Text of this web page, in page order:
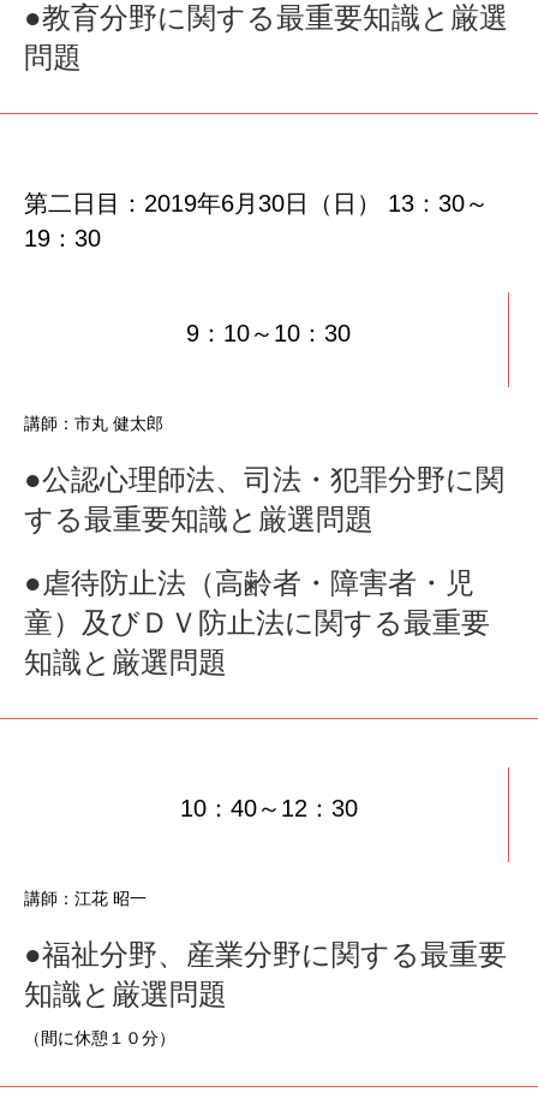
●教育分野に関する最重要知識と厳選
問題
第二日目：2019年6月30日（日） 13：30～
19：30
9：10～10：30
講師：市丸 健太郎
●公認心理師法、司法・犯罪分野に関
する最重要知識と厳選問題
●虐待防止法（高齢者・障害者・児
童）及びＤＶ防止法に関する最重要
知識と厳選問題
10：40～12：30
講師：江花 昭一
●福祉分野、産業分野に関する最重要
知識と厳選問題
（間に休憩１０分）